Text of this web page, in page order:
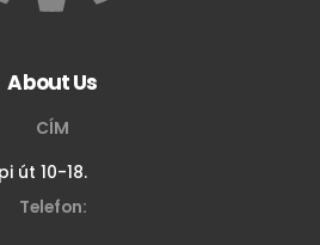
About Us
CÍM
út 10-18.
Telefon: